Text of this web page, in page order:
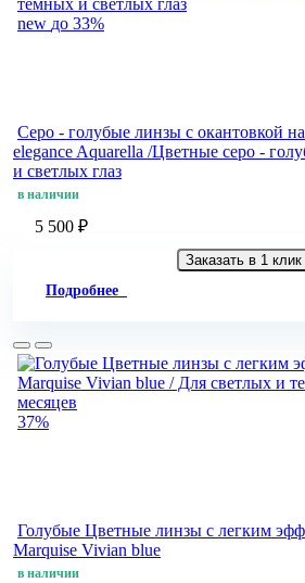
new до 33%
Серо - голубые линзы c окантовкой
elegance Aquarella /Цветные серо -
и светлых глаз
в наличии
5 500 ₽
Заказать в 1 клик
Подробнее
37%
Голубые Цветные линзы с легким
Marquise Vivian blue
в наличии